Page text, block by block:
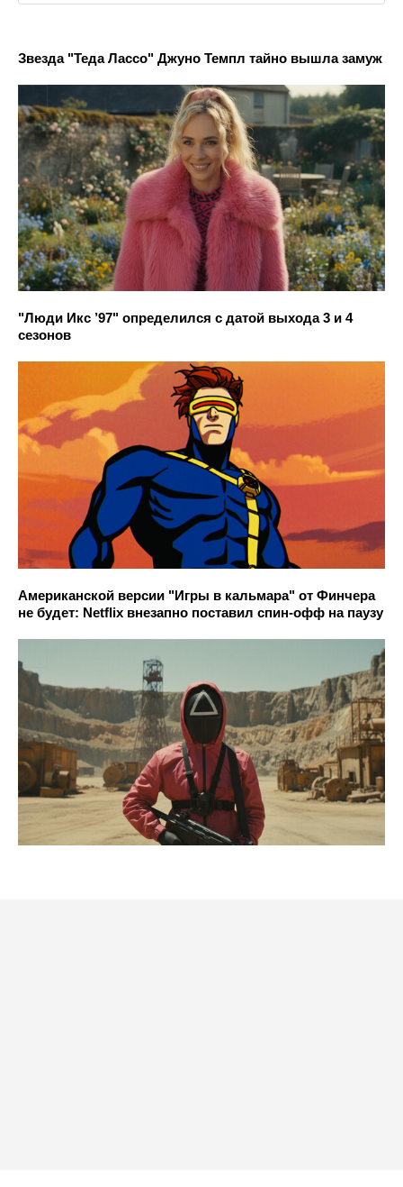
Звезда "Теда Лассо" Джуно Темпл тайно вышла замуж
"Люди Икс ’97" определился с датой выхода 3 и 4
сезонов
Американской версии "Игры в кальмара" от Финчера
не будет: Netflix внезапно поставил спин-офф на паузу